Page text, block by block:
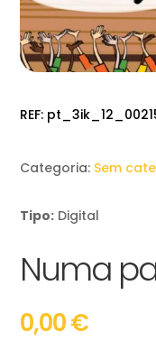
REF:
Categoria: Sem
Tipo: Digital
Numa
0,00€